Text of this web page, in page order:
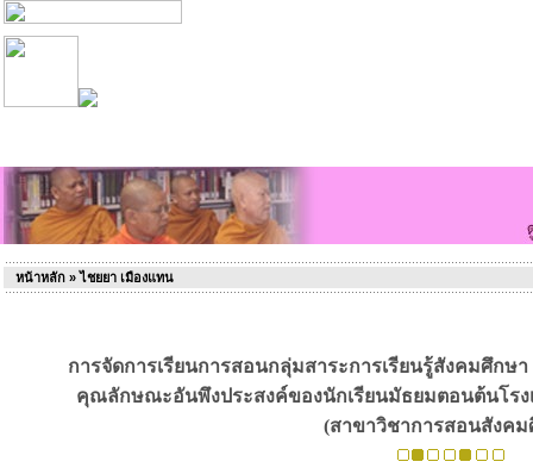
หน้าหลัก » ไชยยา เมืองแทน
การจัดการเรียนการสอนกลุ่มสาระการเรียนรู้สังคมศึกษ
คุณลักษณะอันพึงประสงค์ของนักเรียนมัธยมตอนต้นโรง
(สาขาวิชาการสอนสังคม